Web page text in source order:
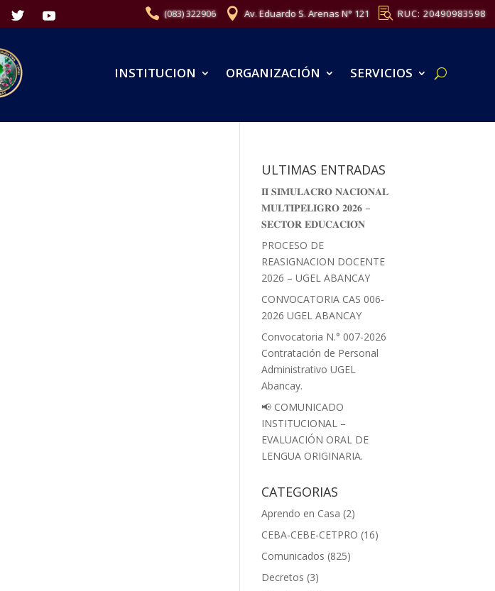
(083) 322906 Av. Eduardo S. Arenas N° 121 RUC: 20490983598
INSTITUCION ORGANIZACIÓN SERVICIOS
ULTIMAS ENTRADAS
𝐈𝐈 𝐒𝐈𝐌𝐔𝐋𝐀𝐂𝐑𝐎 𝐍𝐀𝐂𝐈𝐎𝐍𝐀𝐋
𝐌𝐔𝐋𝐓𝐈𝐏𝐄𝐋𝐈𝐆𝐑𝐎 𝟐𝟎𝟐𝟔 –
𝐒𝐄𝐂𝐓𝐎𝐑 𝐄𝐃𝐔𝐂𝐀𝐂𝐈𝐎́𝐍
PROCESO DE
REASIGNACION DOCENTE
2026 – UGEL ABANCAY
CONVOCATORIA CAS 006-
2026 UGEL ABANCAY
Convocatoria N.° 007-2026
Contratación de Personal
Administrativo UGEL
Abancay.
📢 COMUNICADO
INSTITUCIONAL –
EVALUACIÓN ORAL DE
LENGUA ORIGINARIA.
CATEGORIAS
Aprendo en Casa (2)
CEBA-CEBE-CETPRO (16)
Comunicados (825)
Decretos (3)